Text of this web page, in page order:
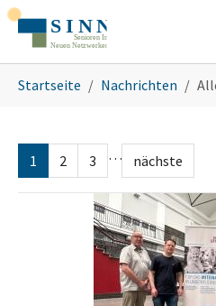
Zum Hauptinhalt springen
Startseite Nachrichten
1 2 3 … nächste